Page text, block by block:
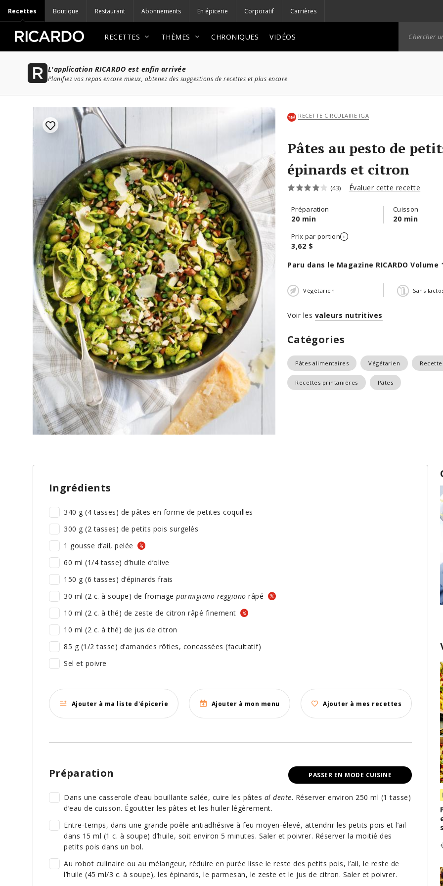
Recettes Boutique Restaurant Abonnements En épicerie Corporatif Carrières
RECETTES THÈMES CHRONIQUES VIDÉOS
L'application RICARDO est enfin arrivée
Planifiez vos repas encore mieux, obtenez des suggestions de recettes et plus encore
RECETTE CIRCULAIRE IGA
Pâtes au pesto de
épinards et citron
(43) Évaluer cette recette
Préparation
20 min
Cuisson
20 min
Prix par portion
3,62 $
Paru dans le Magazine RICARDO Volume
Végétarien Sans
Voir les valeurs nutritives
Catégories
Pâtes alimentaires Végétarien
Recettes printanières Pâtes
Ingrédients
340 g (4 tasses) de pâtes en forme de petites coquilles
300 g (2 tasses) de petits pois surgelés
1 gousse d’ail, pelée
60 ml (1/4 tasse) d’huile d’olive
150 g (6 tasses) d’épinards frais
30 ml (2 c. à soupe) de fromage parmigiano reggiano râpé
10 ml (2 c. à thé) de zeste de citron râpé finement
10 ml (2 c. à thé) de jus de citron
85 g (1/2 tasse) d’amandes rôties, concassées (facultatif)
Sel et poivre
Ajouter à ma liste d'épicerie Ajouter à mon menu Ajouter à mes recettes
PASSER EN MODE CUISINE
Préparation
Dans une casserole d’eau bouillante salée, cuire les pâtes al dente. Réserver environ 250 ml (1 tasse)
d’eau de cuisson. Égoutter les pâtes et les huiler légèrement.
Entre-temps, dans une grande poêle antiadhésive à feu moyen-élevé, attendrir les petits pois et l’ail
dans 15 ml (1 c. à soupe) d’huile, soit environ 5 minutes. Saler et poivrer. Réserver la moitié des
petits pois dans un bol.
Au robot culinaire ou au mélangeur, réduire en purée lisse le reste des petits pois, l’ail, le reste de
l’huile (45 ml/3 c. à soupe), les épinards, le parmesan, le zeste et le jus de citron. Saler et poivrer.